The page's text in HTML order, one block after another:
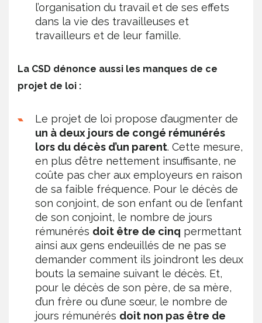
l’organisation du travail et de ses effets
dans la vie des travailleuses et
travailleurs et de leur famille.
La CSD dénonce aussi les manques de ce
projet de loi :
Le projet de loi propose d’augmenter de
un à deux jours de congé rémunérés
lors du décès d’un parent. Cette mesure,
en plus d’être nettement insuffisante, ne
coûte pas cher aux employeurs en raison
de sa faible fréquence. Pour le décès de
son conjoint, de son enfant ou de l’enfant
de son conjoint, le nombre de jours
rémunérés doit être de cinq permettant
ainsi aux gens endeuillés de ne pas se
demander comment ils joindront les deux
bouts la semaine suivant le décès. Et,
pour le décès de son père, de sa mère,
d’un frère ou d’une sœur, le nombre de
jours rémunérés doit non pas être de